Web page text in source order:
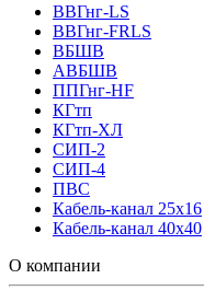
ВВГнг-LS
ВВГнг-FRLS
ВБШВ
АВБШВ
ППГнг-HF
КГтп
КГтп-ХЛ
СИП-2
СИП-4
ПВС
Кабель-канал 25х16
Кабель-канал 40х40
О компании